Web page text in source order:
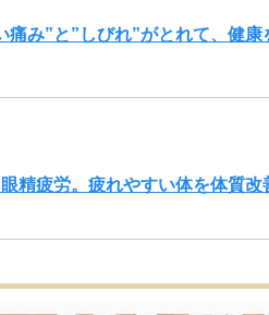
痛み”と”しびれ”がとれて、健康
精疲労。疲れやすい体を体質改